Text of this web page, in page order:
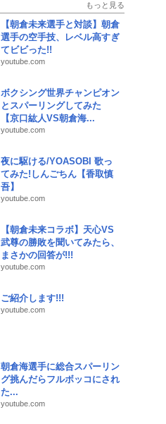
もっと見る
【朝倉未来選手と対談】朝倉
選手の空手技、レベル高すぎ
てビビった!!
youtube.com
ボクシング世界チャンピオン
とスパーリングしてみた
【京口紘人VS朝倉海...
youtube.com
夜に駆ける/YOASOBI 歌っ
てみた!しんごちん【香取慎
吾】
youtube.com
【朝倉未来コラボ】天心VS
武尊の勝敗を聞いてみたら、
まさかの回答が!!!
youtube.com
ご紹介します!!!
youtube.com
朝倉海選手に総合スパーリン
グ挑んだらフルボッコにされ
た...
youtube.com